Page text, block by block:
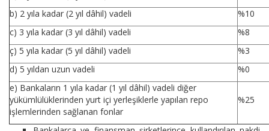
b) 2 yıla kadar (2 yıl dâhil) vadeli
%10
c) 3 yıla kadar (3 yıl dâhil) vadeli
%8
ç) 5 yıla kadar (5 yıl dâhil) vadeli
%3
d) 5 yıldan uzun vadeli
%0
e) Bankaların 1 yıla kadar (1 yıl dâhil) vadeli diğer
yükümlülüklerinden yurt içi yerleşiklerle yapılan repo
işlemlerinden sağlanan fonlar
%25